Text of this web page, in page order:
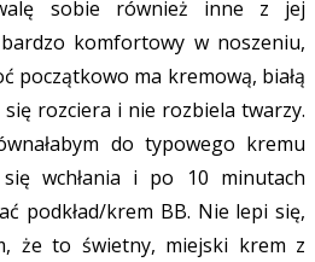
sobie również inne z jej
komfortowy w noszeniu,
początkowo ma kremową, białą
rozciera i nie rozbiela twarzy.
do typowego kremu
się wchłania i po 10 minutach
podkład/krem BB. Nie lepi się,
że to świetny, miejski krem z